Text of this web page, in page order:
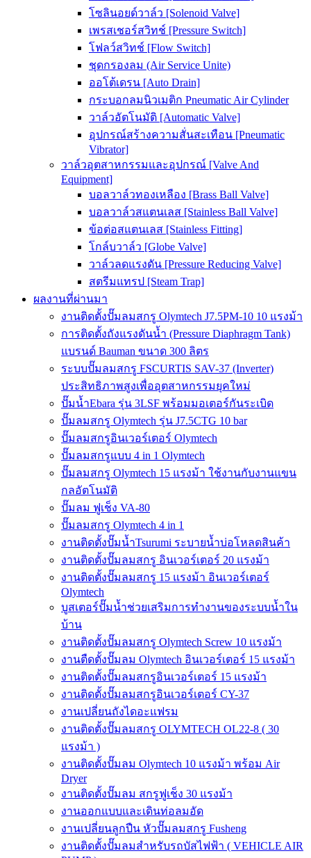
โซลินอยด์วาล์ว [Solenoid Valve]
เพรสเชอร์สวิทช์ [Pressure Switch]
โฟลว์สวิทช์ [Flow Switch]
ชุดกรองลม (Air Service Unite)
ออโต้เดรน [Auto Drain]
กระบอกลมนิวเมติก Pneumatic Air Cylinder
วาล์วอัตโนมัติ [Automatic Valve]
อุปกรณ์สร้างความสั่นสะเทือน [Pneumatic
Vibrator]
วาล์วอุตสาหกรรมและอุปกรณ์ [Valve And
Equipment]
บอลวาล์วทองเหลือง [Brass Ball Valve]
บอลวาล์วสแตนเลส [Stainless Ball Valve]
ข้อต่อสแตนเลส [Stainless Fitting]
โกล์บวาล์ว [Globe Valve]
วาล์วลดแรงดัน [Pressure Reducing Valve]
สตรีมแทรป [Steam Trap]
ผลงานที่ผ่านมา
งานติดตั้งปั๊มลมสกรู Olymtech J7.5PM-10 10 แรงม้า
การติดตั้งถังแรงดันน้ำ (Pressure Diaphragm Tank)
แบรนด์ Bauman ขนาด 300 ลิตร
ระบบปั๊มลมสกรู FSCURTIS SAV-37 (Inverter)
ประสิทธิภาพสูงเพื่ออุตสาหกรรมยุคใหม่
ปั๊มน้ำEbara รุ่น 3LSF พร้อมมอเตอร์กันระเบิด
ปั๊มลมสกรู Olymtech รุ่น J7.5CTG 10 bar
ปั๊มลมสกรูอินเวอร์เตอร์ Olymtech
ปั๊มลมสกรูแบบ 4 in 1 Olymtech
ปั๊มลมสกรู Olymtech 15 แรงม้า ใช้งานกับงานแขน
กลอัตโนมัติ
ปั๊มลม ฟูเช็ง VA-80
ปั๊มลมสกรู Olymtech 4 in 1
งานติดตั้งปั๊มน้ำTsurumi ระบายน้ำบ่อโหลดสินค้า
งานติดตั้งปั๊มลมสกรู อินเวอร์เตอร์ 20 แรงม้า
งานติดตั้งปั๊มลมสกรู 15 แรงม้า อินเวอร์เตอร์
Olymtech
บูสเตอร์ปั๊มน้ำช่วยเสริมการทำงานของระบบน้ำใน
บ้าน
งานติดตั้งปั๊มลมสกรู Olymtech Screw 10 แรงม้า
งานตืดตั้งปั๊มลม Olymtech อินเวอร์เตอร์ 15 แรงม้า
งานติดตั้งปั๊มลมสกรูอินเวอร์เตอร์ 15 แรงม้า
งานติดตั้งปั๊มลมสกรูอินเวอร์เตอร์ CY-37
งานเปลี่ยนถังไดอะแฟรม
งานติดตั้งปั๊มลมสกรู OLYMTECH OL22-8 ( 30
แรงม้า )
งานติดตั้งปั๊มลม Olymtech 10 แรงม้า พร้อม Air
Dryer
งานติดตั้งปั๊มลม สกรูฟูเช็ง 30 แรงม้า
งานออกแบบและเดินท่อลมอัด
งานเปลี่ยนลูกปืน หัวปั๊มลมสกรู Fusheng
งานติดตั้งปั๊มลมสำหรับรถบัสไฟฟ้า ( VEHICLE AIR